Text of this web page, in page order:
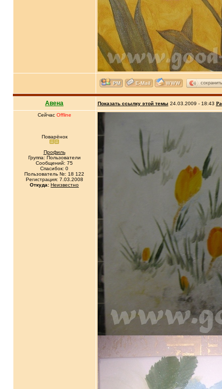
сохранить
Авена Показать ссылку этой темы 24.03.2009 - 18:43
Сейчас Offline
Поварёнок
Профиль
Группа: Пользователи
Сообщений: 75
Спасибок: 0
Пользователь №: 18 122
Регистрация: 7.03.2008
Откуда: Неизвестно